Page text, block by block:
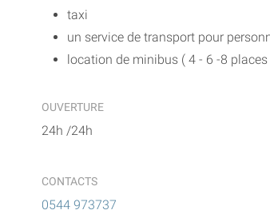
taxi
un service de transport pour
location de minibus ( 4 - 6 -8
OUVERTURE
24h /24h
CONTACTS
0544 973737